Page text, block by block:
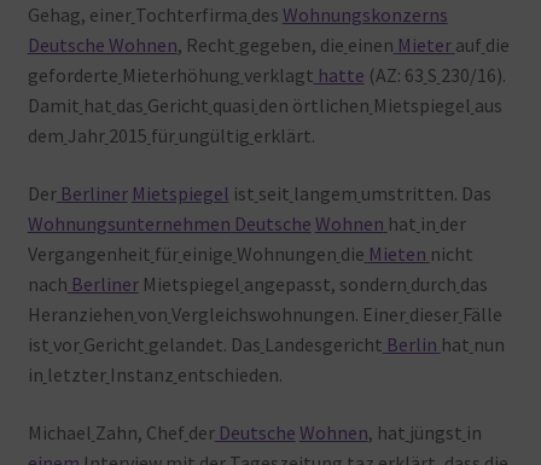
Gehag, einer Tochterfirma des Wohnungskonzerns
Deutsche Wohnen, Recht gegeben, die einen Mieter auf die
geforderte Mieterhöhung verklagt hatte (AZ: 63 S 230/16).
Damit hat das Gericht quasi den örtlichen Mietspiegel aus
dem Jahr 2015 für ungültig erklärt.
DerBerliner Mietspiegel ist seit langem umstritten. Das
Wohnungsunternehmen Deutsche Wohnen hat in der
Vergangenheit für einige Wohnungen die Mieten nicht
nach BerlinerMietspiegel angepasst, sondern durch das
Heranziehen von Vergleichswohnungen. Einer dieser Fälle
ist vor Gericht gelandet. Das Landesgericht Berlin hat nun
in letzter Instanz entschieden.
Michael Zahn, Chef derDeutsche Wohnen, hat jüngst in